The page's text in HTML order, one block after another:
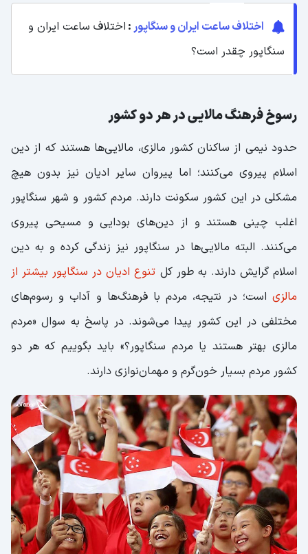
اختلاف ساعت ایران و سنگاپور : اختلاف ساعت ایران و
سنگاپور چقدر است؟
رسوخ فرهنگ مالایی در هر دو کشور
حدود نیمی از ساکنان کشور مالزی، مالایی‌ها هستند که از دین
اسلام پیروی می‌کنند؛ اما پیروان سایر ادیان نیز بدون هیچ
مشکلی در این کشور سکونت دارند. مردم کشور و شهر سنگاپور
اغلب چینی هستند و از دین‌های بودایی و مسیحی پیروی
می‌کنند. البته مالایی‌ها در سنگاپور نیز زندگی کرده و به دین
اسلام گرایش دارند. به طور کل تنوع ادیان در سنگاپور بیشتر از
مالزی است؛ در نتیجه، مردم با فرهنگ‌ها و آداب‌ و رسوم‌های
مختلفی در این کشور پیدا می‌شوند. در پاسخ به سوال «مردم
مالزی بهتر هستند یا مردم سنگاپور؟» باید بگوییم که هر دو
کشور مردم بسیار خون‌گرم و مهمان‌نوازی دارند.